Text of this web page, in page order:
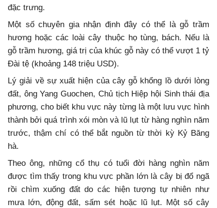
đặc trưng.
Một số chuyên gia nhận định đây có thể là gỗ trầm
hương hoặc các loài cây thuộc họ tùng, bách. Nếu là
gỗ trầm hương, giá trị của khúc gỗ này có thể vượt 1 tỷ
Đài tệ (khoảng 148 triệu USD).
Lý giải về sự xuất hiện của cây gỗ khổng lồ dưới lòng
đất, ông Yang Guochen, Chủ tịch Hiệp hội Sinh thái địa
phương, cho biết khu vực này từng là một lưu vực hình
thành bởi quá trình xói mòn và lũ lụt từ hàng nghìn năm
trước, thậm chí có thể bắt nguồn từ thời kỳ Kỷ Băng
hà.
Theo ông, những cổ thụ có tuổi đời hàng nghìn năm
được tìm thấy trong khu vực phần lớn là cây bị đổ ngã
rồi chìm xuống đất do các hiện tượng tự nhiên như
mưa lớn, động đất, sấm sét hoặc lũ lụt. Một số cây